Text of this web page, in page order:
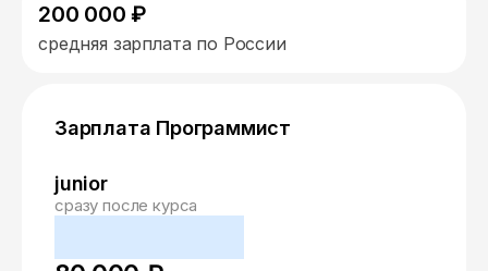
200 000 ₽
средняя зарплата по России
Зарплата Программист
junior
сразу после курса